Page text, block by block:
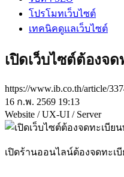
โปรโมทเว็บไซต์
เทคนิคดูแลเว็บไซต์
เปิดเว็บไซต์ต้องจ
https://www.ib.co.th/article/
16 ก.พ. 2569 19:13
Website / UX-UI / Server
เปิดร้านออนไลน์ต้องจดทะเ